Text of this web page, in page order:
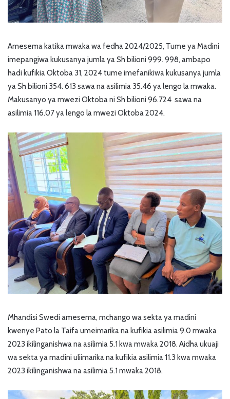
Amesema katika mwaka wa fedha 2024/2025, Tume ya Madini
imepangiwa kukusanya jumla ya Sh bilioni 999. 998, ambapo
hadi kufikia Oktoba 31, 2024 tume imefanikiwa kukusanya jumla
ya Sh bilioni 354. 613 sawa na asilimia 35.46 ya lengo la mwaka.
Makusanyo ya mwezi Oktoba ni Sh bilioni 96.724 sawa na
asilimia 116.07 ya lengo la mwezi Oktoba 2024.
Mhandisi Swedi amesema, mchango wa sekta ya madini
kwenye Pato la Taifa umeimarika na kufikia asilimia 9.0 mwaka
2023 ikilinganishwa na asilimia 5.1 kwa mwaka 2018. Aidha ukuaji
wa sekta ya madini uliimarika na kufikia asilimia 11.3 kwa mwaka
2023 ikilinganishwa na asilimia 5.1 mwaka 2018.